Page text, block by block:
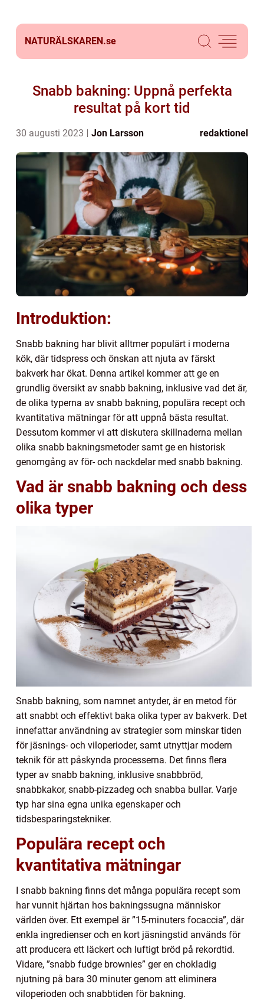
NATURÄLSKAREN.se
Snabb bakning: Uppnå perfekta
resultat på kort tid
30 augusti 2023 Jon Larsson redaktionel
Introduktion:
Snabb bakning har blivit alltmer populärt i moderna
kök, där tidspress och önskan att njuta av färskt
bakverk har ökat. Denna artikel kommer att ge en
grundlig översikt av snabb bakning, inklusive vad det är,
de olika typerna av snabb bakning, populära recept och
kvantitativa mätningar för att uppnå bästa resultat.
Dessutom kommer vi att diskutera skillnaderna mellan
olika snabb bakningsmetoder samt ge en historisk
genomgång av för- och nackdelar med snabb bakning.
Vad är snabb bakning och dess
olika typer
Snabb bakning, som namnet antyder, är en metod för
att snabbt och effektivt baka olika typer av bakverk. Det
innefattar användning av strategier som minskar tiden
för jäsnings- och viloperioder, samt utnyttjar modern
teknik för att påskynda processerna. Det finns flera
typer av snabb bakning, inklusive snabbbröd,
snabbkakor, snabb-pizzadeg och snabba bullar. Varje
typ har sina egna unika egenskaper och
tidsbesparingstekniker.
Populära recept och
kvantitativa mätningar
I snabb bakning finns det många populära recept som
har vunnit hjärtan hos bakningssugna människor
världen över. Ett exempel är ”15-minuters focaccia”, där
enkla ingredienser och en kort jäsningstid används för
att producera ett läckert och luftigt bröd på rekordtid.
Vidare, ”snabb fudge brownies” ger en chokladig
njutning på bara 30 minuter genom att eliminera
viloperioden och snabbtiden för bakning.